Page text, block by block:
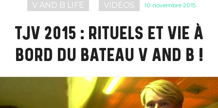
V AND B LIFE VIDÉOS 10 novembre 2015
TJV 2015 : RITUELS ET VIE À
BORD DU BATEAU V AND B !